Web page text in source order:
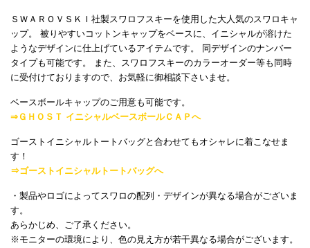
ＳＷＡＲＯＶＳＫＩ社製スワロフスキーを使用した大人気のスワロキャ
ップ。 被りやすいコットンキャップをベースに、イニシャルが溶けた
ようなデザインに仕上げているアイテムです。 同デザインのナンバー
タイプも可能です。 また、スワロフスキーのカラーオーダー等も同時
に受付けておりますので、お気軽に御相談下さいませ。
ベースボールキャップのご用意も可能です。
⇒ＧＨＯＳＴ イニシャルベースボールＣＡＰへ
ゴーストイニシャルトートバッグと合わせてもオシャレに着こなせま
す！
⇒ゴーストイニシャルトートバッグへ
・製品やロゴによってスワロの配列・デザインが異なる場合がございま
す。
あらかじめ、ご了承ください。
※モニターの環境により、色の見え方が若干異なる場合がございます。